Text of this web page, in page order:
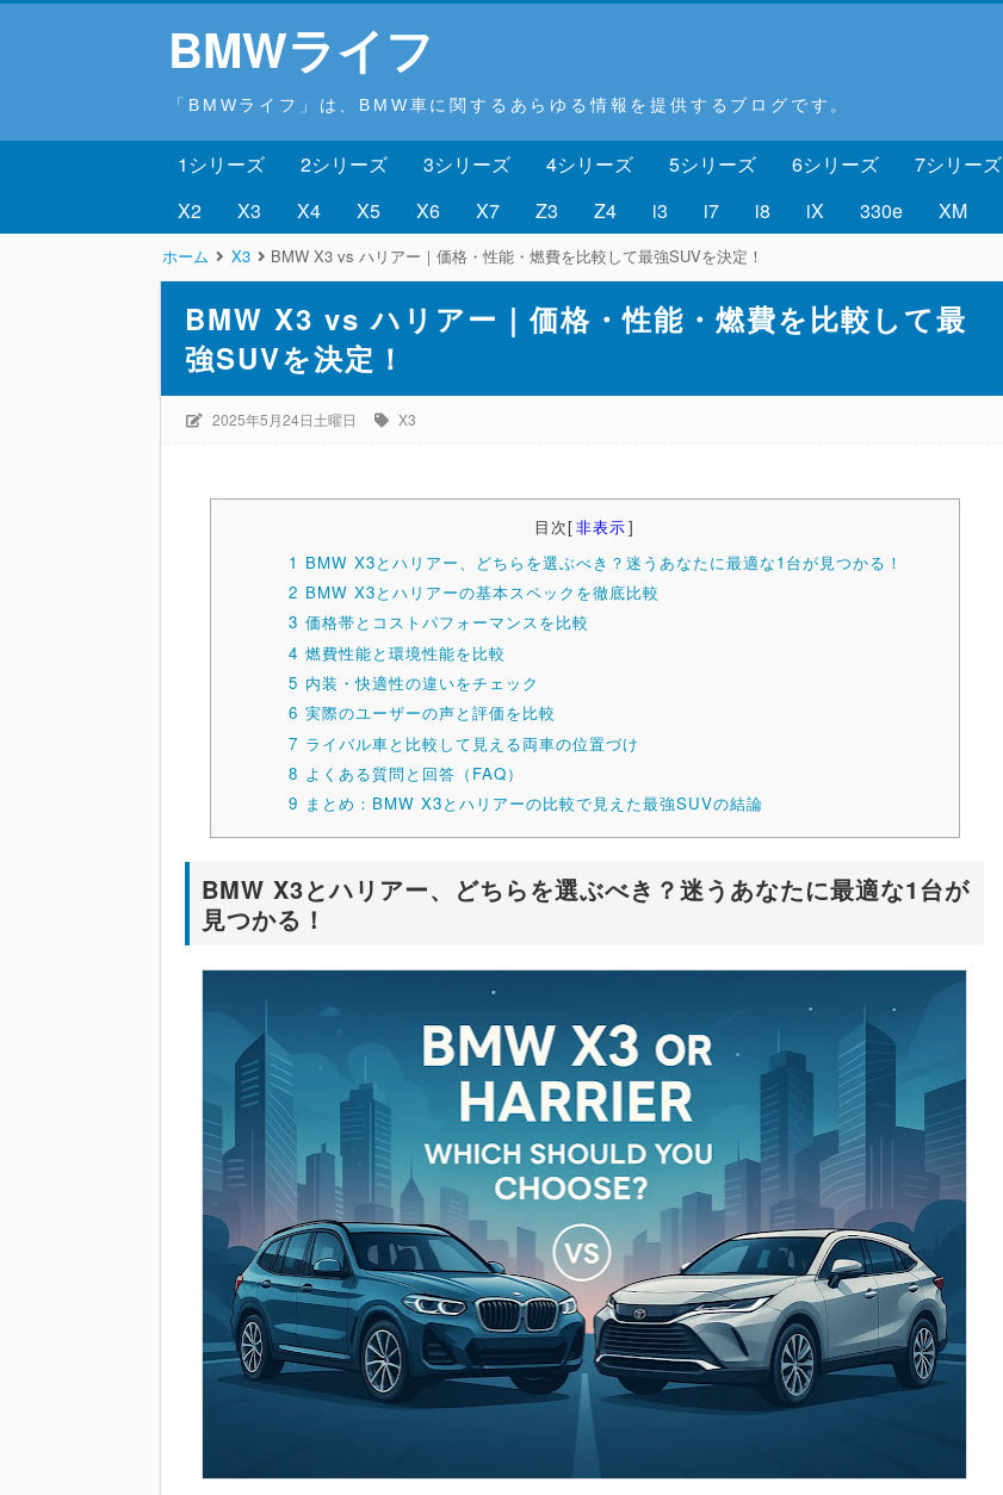
BMWライフ
「BMWライフ」は、BMW車に関するあらゆる情報を提供するブログです。
1シリーズ 2シリーズ 3シリーズ 4シリーズ 5シリーズ 6シリーズ 7シリーズ
X2
X3 X4 X5 X6 X7 Z3 Z4 i3 i7 i8 iX 330e XM
ホーム X3 BMW X3 vs ハリアー｜価格・性能・燃費を比較して最強SUVを決定！
BMW X3 vs ハリアー｜価格・性能・燃費を比較して最
強SUVを決定！
2025年5月24日土曜日 X3
目次[非表示]
1 BMW X3とハリアー、どちらを選ぶべき？迷うあなたに最適な1台が見つかる！
2 BMW X3とハリアーの基本スペックを徹底比較
3 価格帯とコストパフォーマンスを比較
4 燃費性能と環境性能を比較
5 内装・快適性の違いをチェック
6 実際のユーザーの声と評価を比較
7 ライバル車と比較して見える両車の位置づけ
8 よくある質問と回答（FAQ）
9 まとめ：BMW X3とハリアーの比較で見えた最強SUVの結論
BMW X3とハリアー、どちらを選ぶべき？迷うあなたに最適な1台が
見つかる！